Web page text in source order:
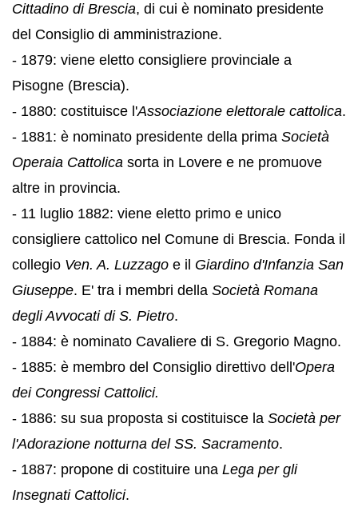
Cittadino di Brescia, di cui è nominato presidente
del Consiglio di amministrazione.
- 1879: viene eletto consigliere provinciale a
Pisogne (Brescia).
- 1880: costituisce l'Associazione elettorale cattolica.
- 1881: è nominato presidente della prima Società
Operaia Cattolica sorta in Lovere e ne promuove
altre in provincia.
- 11 luglio 1882: viene eletto primo e unico
consigliere cattolico nel Comune di Brescia. Fonda il
collegio Ven. A. Luzzago e il Giardino d'Infanzia San
Giuseppe. E' tra i membri della Società Romana
degli Avvocati di S. Pietro.
- 1884: è nominato Cavaliere di S. Gregorio Magno.
- 1885: è membro del Consiglio direttivo dell'Opera
dei Congressi Cattolici.
- 1886: su sua proposta si costituisce la Società per
l'Adorazione notturna del SS. Sacramento.
- 1887: propone di costituire una Lega per gli
Insegnati Cattolici.